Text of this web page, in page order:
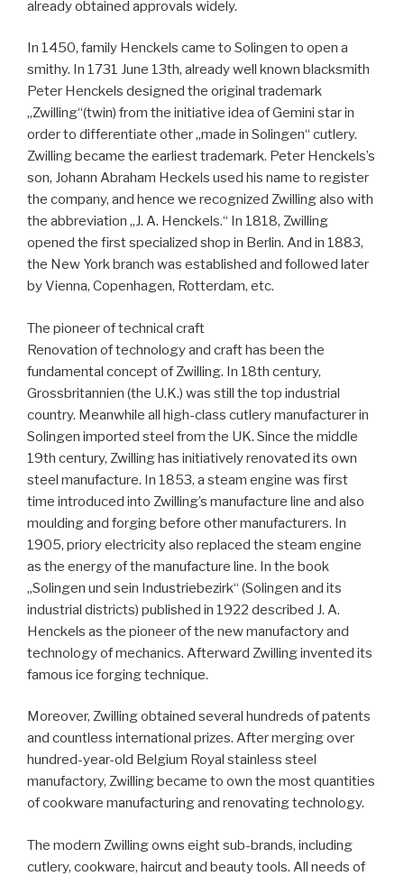
already obtained approvals widely.
In 1450, family Henckels came to Solingen to open a
smithy. In 1731 June 13th, already well known blacksmith
Peter Henckels designed the original trademark
„Zwilling“(twin) from the initiative idea of Gemini star in
order to differentiate other „made in Solingen“ cutlery.
Zwilling became the earliest trademark. Peter Henckels’s
son, Johann Abraham Heckels used his name to register
the company, and hence we recognized Zwilling also with
the abbreviation „J. A. Henckels.“ In 1818, Zwilling
opened the first specialized shop in Berlin. And in 1883,
the New York branch was established and followed later
by Vienna, Copenhagen, Rotterdam, etc.
The pioneer of technical craft
Renovation of technology and craft has been the
fundamental concept of Zwilling. In 18th century,
Grossbritannien (the U.K.) was still the top industrial
country. Meanwhile all high-class cutlery manufacturer in
Solingen imported steel from the UK. Since the middle
19th century, Zwilling has initiatively renovated its own
steel manufacture. In 1853, a steam engine was first
time introduced into Zwilling’s manufacture line and also
moulding and forging before other manufacturers. In
1905, priory electricity also replaced the steam engine
as the energy of the manufacture line. In the book
„Solingen und sein Industriebezirk“ (Solingen and its
industrial districts) published in 1922 described J. A.
Henckels as the pioneer of the new manufactory and
technology of mechanics. Afterward Zwilling invented its
famous ice forging technique.
Moreover, Zwilling obtained several hundreds of patents
and countless international prizes. After merging over
hundred-year-old Belgium Royal stainless steel
manufactory, Zwilling became to own the most quantities
of cookware manufacturing and renovating technology.
The modern Zwilling owns eight sub-brands, including
cutlery, cookware, haircut and beauty tools. All needs of